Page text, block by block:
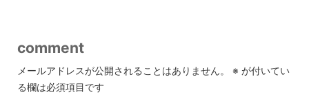
comment
メールアドレスが公開されることはありません。 ※ が付いてい
る欄は必須項目です